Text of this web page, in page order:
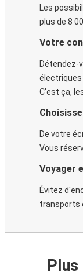
Les
plus de 8
Votre
Détendez-
électriques
C'est ça,
De votre
Vous
Voyager
Évitez
transports